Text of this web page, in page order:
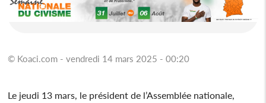
© Koaci.com - vendredi 14 mars 2025 - 00:20
Le jeudi 13 mars, le président de l’Assemblée nationale,